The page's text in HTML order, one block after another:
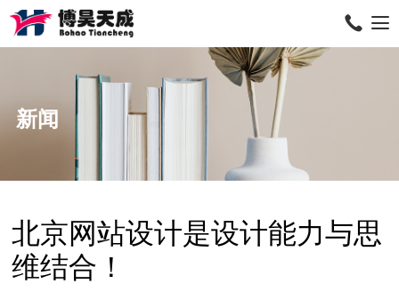
新闻
北京网站设计是设计能力与思
维结合！